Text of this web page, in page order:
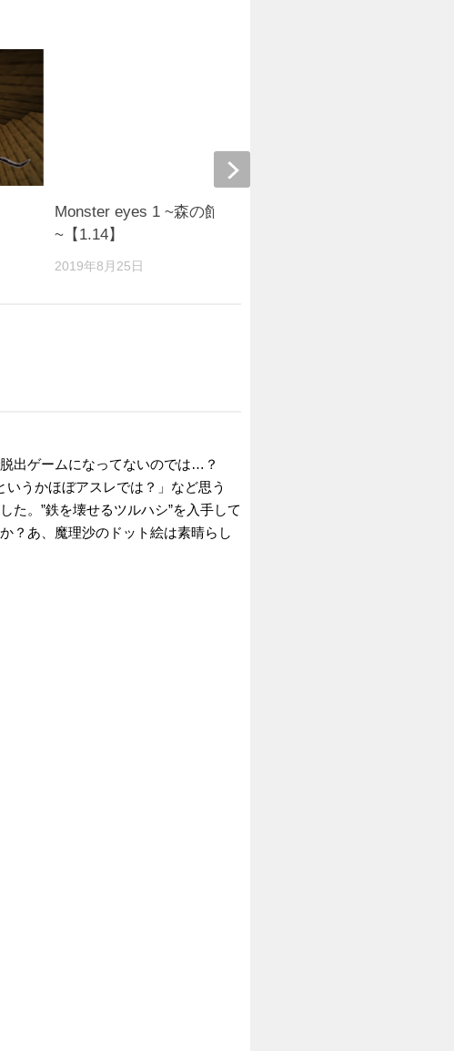
Monster eyes 1 ~森の館からの脱出
~【1.14】
2019年8月25日
出ゲームになってないのでは…？
うかほぼアスレでは？」など思う
た。”鉄を壊せるツルハシ”を入手して
？あ、魔理沙のドット絵は素晴らし